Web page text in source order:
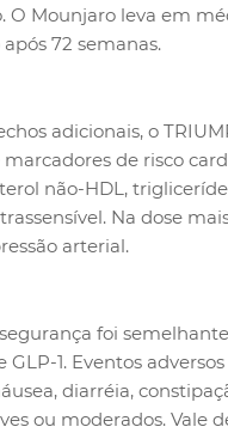
O Mounjaro leva em
72 semanas.
adicionais, o
de risco
não-HDL,
Na dose
arterial.
foi
GLP-1. Eventos
diarréia,
ou moderados. Vale